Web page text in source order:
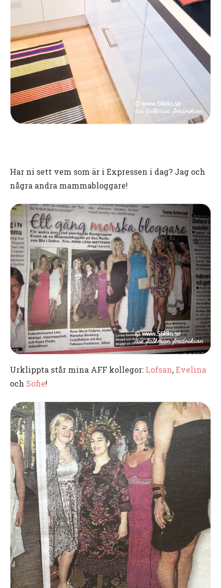
Har ni sett vem som är i Expressen i dag? Jag och
några andra mammabloggare!
Urklippta står mina AFF kollegor: Lofsan,Evelina
och Sofie!